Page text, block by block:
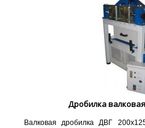
Дробилка
Валковая дробилка ДВГ